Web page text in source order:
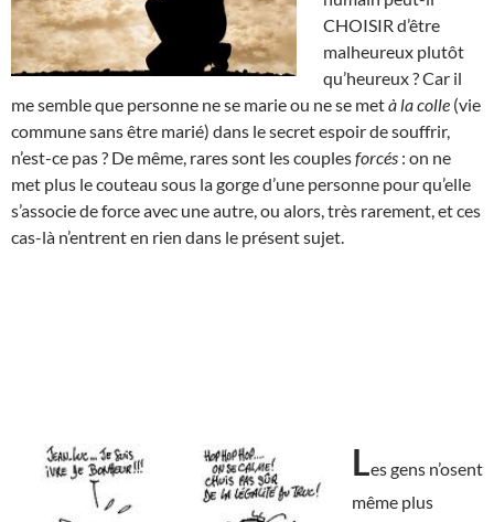
CHOISIR d’être
malheureux plutôt
qu’heureux ? Car il
me semble que personne ne se marie ou ne se metà la colle (vie
commune sans être marié) dans le secret espoir de souffrir,
n’est-ce pas ? De même, rares sont les couplesforcés : on ne
met plus le couteau sous la gorge d’une personne pour qu’elle
s’associe de force avec une autre, ou alors, très rarement, et ces
cas-là n’entrent en rien dans le présent sujet.
Les gens n’osent
même plus